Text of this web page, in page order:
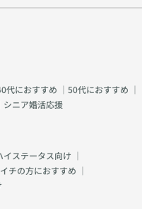
代におすすめ ｜ 50代におすすめ ｜
シニア婚活応援
イステータス向け ｜
チの方におすすめ ｜